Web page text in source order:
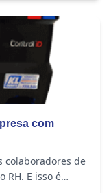
com
colaboradores de
RH. E isso é